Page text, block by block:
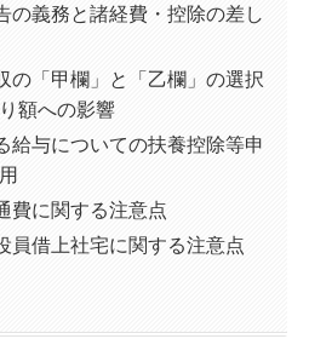
の義務と諸経費・控除の差し
の「甲欄」と「乙欄」の選択
額への影響
給与についての扶養控除等申
費に関する注意点
員借上社宅に関する注意点